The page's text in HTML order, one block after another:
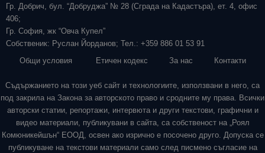
Гр. Добрич, бул. “Добруджа” № 28 (Сграда на Кадастъра), ет. 4, офис
406;
Гр. София, жк “Овча Купел”
Собственик: Руслан Йорданов; Тел.: +359 886 01 53 91
Общи условия
Етичен кодекс За нас Контакти
Съдържанието на този уеб сайт и технологиите, използвани в него, са
под закрила на Закона за авторското право и сродните му права. Всички
авторски статии, репортажи, интервюта и други текстови, графични и
видео материали, публикувани в сайта, са собственост на „Роял
Комюникейшън“ ЕООД, освен ако изрично е посочено друго. Допуска се
публикуване на текстови материали само след писмено съгласие на